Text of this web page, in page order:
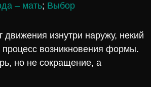
– мать; Выбор
изнутри наружу, некий
процесс возникновения формы.
но не сокращение, а